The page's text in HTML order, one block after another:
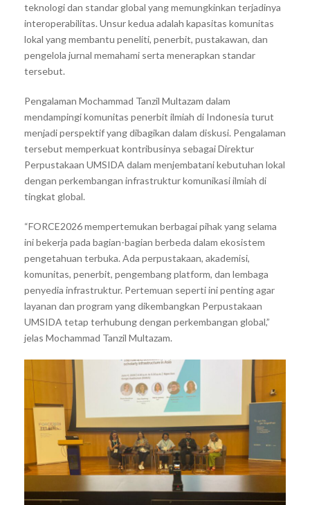
teknologi dan standar global yang memungkinkan terjadinya
interoperabilitas. Unsur kedua adalah kapasitas komunitas
lokal yang membantu peneliti, penerbit, pustakawan, dan
pengelola jurnal memahami serta menerapkan standar
tersebut.
Pengalaman Mochammad Tanzil Multazam dalam
mendampingi komunitas penerbit ilmiah di Indonesia turut
menjadi perspektif yang dibagikan dalam diskusi. Pengalaman
tersebut memperkuat kontribusinya sebagai Direktur
Perpustakaan UMSIDA dalam menjembatani kebutuhan lokal
dengan perkembangan infrastruktur komunikasi ilmiah di
tingkat global.
“FORCE2026 mempertemukan berbagai pihak yang selama
ini bekerja pada bagian-bagian berbeda dalam ekosistem
pengetahuan terbuka. Ada perpustakaan, akademisi,
komunitas, penerbit, pengembang platform, dan lembaga
penyedia infrastruktur. Pertemuan seperti ini penting agar
layanan dan program yang dikembangkan Perpustakaan
UMSIDA tetap terhubung dengan perkembangan global,”
jelas Mochammad Tanzil Multazam.